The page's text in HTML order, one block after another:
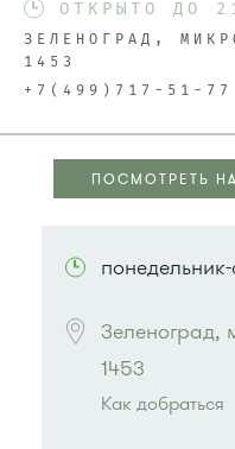
ОТКРЫТО ДО
ЗЕЛЕНОГРАД,
1453
+7(499)717-51-77
ПОСМОТРЕТЬ
Зеленоград,
1453
Как добраться